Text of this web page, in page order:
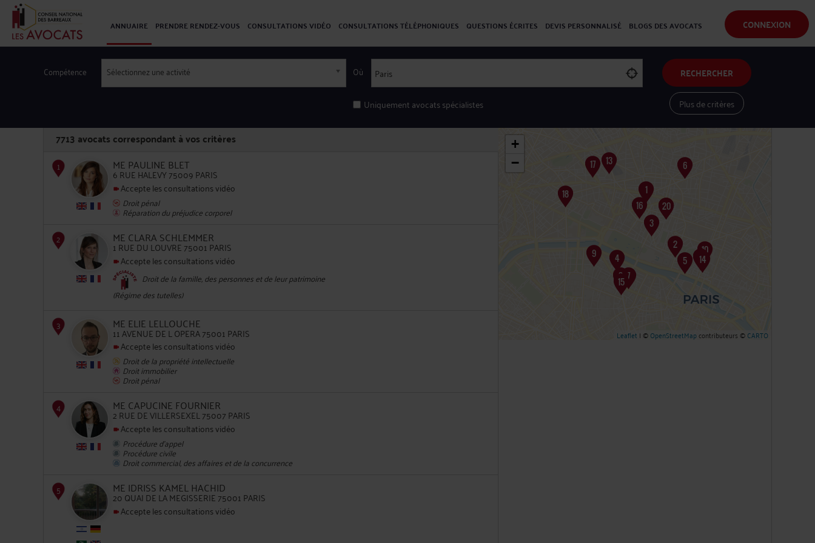
CONNEXION
ANNUAIRE PRENDRE RENDEZ-VOUS CONSULTATIONS VIDÉO CONSULTATIONS TÉLÉPHONIQUES QUESTIONS ÉCRITES DEVIS PERSONNALISÉ BLOGS DES AVOCATS
Compétence Sélectionnez une activité Où
Uniquement avocats spécialistes
RECHERCHER
Plus de critères
7713 avocats correspondant à vos critères
ME PAULINE BLET
6 RUE HALEVY 75009 PARIS
Accepte les consultations vidéo
Droit pénal
Réparation du préjudice corporel
ME CLARA SCHLEMMER
1 RUE DU LOUVRE 75001 PARIS
Accepte les consultations vidéo
Droit de la famille, des personnes et de leur patrimoine
(Régime des tutelles)
3
ME ELIE LELLOUCHE
11 AVENUE DE L OPERA 75001 PARIS
Accepte les consultations vidéo
Droit de la propriété intellectuelle
Droit immobilier
Droit pénal
4
ME CAPUCINE FOURNIER
2 RUE DE VILLERSEXEL 75007 PARIS
Accepte les consultations vidéo
Procédure d'appel
Procédure civile
Droit commercial, des affaires et de la concurrence
ME IDRISS KAMEL HACHID
20 QUAI DE LA MEGISSERIE 75001 PARIS
Accepte les consultations vidéo
+
−
Leaflet | ©OpenStreetMapcontributeurs ©CARTO